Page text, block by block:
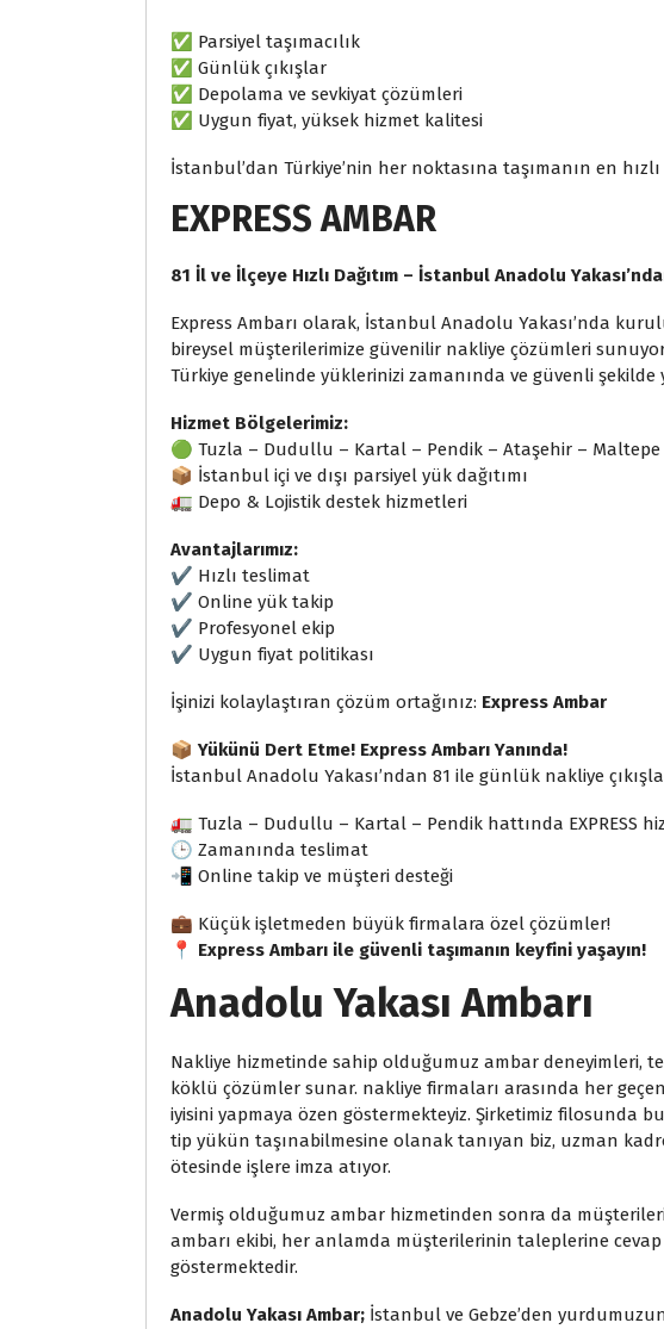
✅ Parsiyel taşımacılık
✅ Günlük çıkışlar
✅ Depolama ve sevkiyat çözümleri
✅ Uygun fiyat, yüksek hizmet kalitesi
İstanbul’dan Türkiye’nin her noktasına taşımanın en
EXPRESS AMBAR
81 İl ve İlçeye Hızlı Dağıtım – İstanbul Anadolu
Express Ambarı olarak, İstanbul Anadolu Yakası’nda
bireysel müşterilerimize güvenilir nakliye çözümleri
Türkiye genelinde yüklerinizi zamanında ve güvenli şekilde
Hizmet Bölgelerimiz:
🟢 Tuzla – Dudullu – Kartal – Pendik – Ataşehir – Maltepe
📦 İstanbul içi ve dışı parsiyel yük dağıtımı
🚛 Depo & Lojistik destek hizmetleri
Avantajlarımız:
✔ Hızlı teslimat
✔ Online yük takip
✔ Profesyonel ekip
✔ Uygun fiyat politikası
İşinizi kolaylaştıran çözüm ortağınız: Express Ambar
📦 Yükünü Dert Etme! Express Ambarı Yanında!
İstanbul Anadolu Yakası’ndan 81 ile günlük nakliye
🚛 Tuzla – Dudullu – Kartal – Pendik hattında EXPRESS
🕒 Zamanında teslimat
📲 Online takip ve müşteri desteği
💼 Küçük işletmeden büyük firmalara özel çözümler!
📍 Express Ambarı ile güvenli taşımanın keyfini yaşayın!
Anadolu Yakası Ambarı
Nakliye hizmetinde sahip olduğumuz ambar deneyimleri,
köklü çözümler sunar. nakliye firmaları arasında her
iyisini yapmaya özen göstermekteyiz. Şirketimiz filosunda
tip yükün taşınabilmesine olanak tanıyan biz, uzman
ötesinde işlere imza atıyor.
Vermiş olduğumuz ambar hizmetinden sonra da
ambarı ekibi, her anlamda müşterilerinin taleplerine
göstermektedir.
Anadolu Yakası Ambar; İstanbul ve Gebze’den